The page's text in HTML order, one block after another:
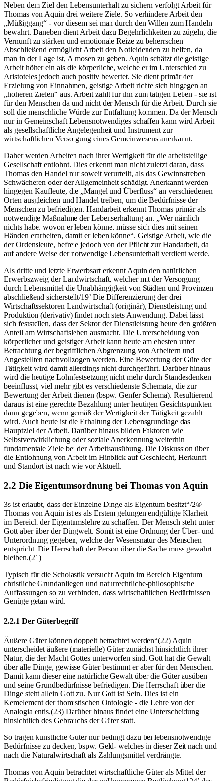
Neben dem Ziel den Lebensunterhalt zu sichern verfolgt Arbeit für
Thomas von Aquin drei weitere Ziele. So verhindere Arbeit den
„Müßiggang“ - vor diesem sei man durch den Willen zum Handeln
bewahrt. Daneben dient Arbeit dazu Begehrlichkeiten zu zügeln, die
Vernunft zu stärken und emotionale Reize zu beherrschen.
Abschließend ermöglicht Arbeit den Notleidenden zu helfen, da
man in der Lage ist, Almosen zu geben. Aquin schätzt die geistige
Arbeit höher ein als die körperliche, welche er im Unterschied zu
Aristoteles jedoch auch positiv bewertet. Sie dient primär der
Erzielung von Einnahmen, geistige Arbeit richte sich hingegen an
„höheren Zielen“ aus. Arbeit zählt für ihn zum tätigen Leben - sie ist
für den Menschen da und nicht der Mensch für die Arbeit. Durch sie
soll die menschliche Würde zur Entfaltung kommen. Da der Mensch
nur in Gemeinschaft Lebensnotwendiges schaffen kann wird Arbeit
als gesellschaftliche Angelegenheit und Instrument zur
wirtschaftlichen Versorgung eines Gemeinwesens anerkannt.
Daher werden Arbeiten nach ihrer Wertigkeit für die arbeitsteilige
Gesellschaft entlohnt. Dies erkennt man nicht zuletzt daran, dass
Thomas den Handel nur soweit verurteilt, als das Gewinnstreben
Schwächeren oder der Allgemeinheit schädigt. Anerkannt werden
hingegen Kaufleute, die „Mangel und Überfluss“ an verschiedenen
Orten ausgleichen und Handel treiben, um die Bedürfnisse der
Menschen zu befriedigen. Handarbeit erkennt Thomas primär als
notwendige Maßnahme der Lebenserhaltung an. „Wer nämlich
nichts habe, wovon er leben könne, müsse sich dies mit seinen
Händen erarbeiten, damit er leben könne“. Geistige Arbeit, wie die
der Ordensleute, befreie jedoch von der Pflicht zur Handarbeit, da
auf andere Weise der notwendige Lebensunterhalt verdient werde.
Als dritte und letzte Erwerbsart erkennt Aquin den natürlichen
Erwerbszweig der Landwirtschaft, welcher mit der Versorgung
durch Lebensmittel die Unabhängigkeit von Städten und Provinzen
abschließend sicherstellt/19’ Die Differenzierung der drei
Wirtschaftssektoren Landwirtschaft (originär), Dienstleistung und
Produktion (derivativ) findet noch stets Anwendung. Dabei lässt
sich feststellen, dass der Sektor der Dienstleistung heute den größten
Anteil am Wirtschaftsleben ausmacht. Die Unterscheidung von
körperlicher und geistiger Arbeit kann heute am ehesten unter
Betrachtung der begrifflichen Abgrenzung von Arbeitern und
Angestellten nachvollzogen werden. Eine Bewertung der Güte der
Tätigkeit wird damit allerdings nicht durchgeführt. Darüber hinaus
wird die heutige Lohnfestsetzung nicht mehr durch Standesdenken
beeinflusst, viel mehr gibt es verschiedenste Schemata, die zur
Bewertung der Arbeit dienen (bspw. Genfer Schema). Resultierend
daraus ist eine gerechte Bezahlung unter heutigen Gesichtspunkten
dann gegeben, wenn gemäß der Wertigkeit der Tätigkeit gezahlt
wird. Auch heute ist die Erhaltung der Lebensgrundlage das
Hauptziel der Arbeit. Darüber hinaus bilden Faktoren wie
Selbstverwirklichung oder soziale Anerkennung weiterhin
fundamentale Ziele bei der Arbeitsausübung. Die Diskussion über
die Entlohnung von Arbeit im Hinblick auf Geschlecht, Herkunft
und Standort ist nach wie vor Aktuell.
2.2 Die Eigentumsordnung bei Thomas von Aquin
3s ist erlaubt, dass der Einzelne Dinge als Eigentum besitzt“/2®
Thomas von Aquin ist es als Erstem gelungen endgültige Klarheit
im Bereich der Eigentumslehre zu schaffen. Der Mensch steht unter
Gott aber über der Dingwelt. Somit ist eine Ordnung der Über- und
Unterordnung gegeben, welche der Wesensnatur des Menschen
entspricht. Die Herrschaft der Person über die Sache muss gewahrt
bleiben.(21)
Typisch für die Scholastik versucht Aquin im Bereich Eigentum
christliche Grundanliegen und naturrechtliche-philosophische
Auffassungen so zu verbinden, dass wirtschaftlichen Bedürfnissen
Genüge getan wird.
2.2.1 Der Güterbegriff
Äußere Güter können doppelt betrachtet werden“(22) Aquin
unterscheidet äußere (materielle) Güter zunächst hinsichtlich ihrer
Natur, die der Macht Gottes unterworfen sind. Gott hat die Gewalt
über alle Dinge, gewisse Güter bestimmt er aber für den Menschen.
Damit kann dieser eine natürliche Gewalt über die Güter ausüben
und seine Grundbedürfnisse befriedigen. Die Herrschaft über die
Dinge steht allein Gott zu. Nur Gott ist Sein. Dies ist ein
Kemelement der thomistischen Ontologie - die Lehre von der
Analogia entis.(23) Darüber hinaus findet eine Unterscheidung
hinsichtlich des Gebrauchs der Güter statt.
So tragen künstliche Güter nur bedingt dazu bei lebensnotwendige
Bedürfnisse zu decken, bspw. Geld- welches in dieser Zeit nach und
nach die Naturalwirtschaft als Zahlungsmittel verdrängte.
Thomas von Aquin betrachtet wirtschaftliche Güter als Mittel der